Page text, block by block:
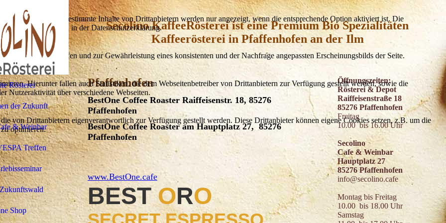
Rösterei
der Zukunft
& Weinbar
Treffen
Shop
Secolino KaffeeRösterei ist eine Premium Bio Spezialitäten
Kaffeerösterei in Pfaffenhofen an der Ilm
Pfaffenhofen
BestOne Coffee Roaster Raiffeisenstr. 18, 85276
Pfaffenhofen
BestOne Coffee Roaster am Hauptplatz 27, 85276
Pfaffenhofen
www.BestOne.cafe
BESTORO
Öffnungszeiten:
Rösterei & Depot
Raiffeisenstraße 18
85276 Pfaffenhofen
Freitag
10.00 bis 16.00 Uhr
Secolino
Cafe & Weinbar
Hauptplatz 27
85276 Pfaffenhofen
info@secolino.cafe
Montag bis Freitag
10.00 bis 18.00 Uhr
Samstag
zu bieten. Bestimmte Inhalte von Drittanbietern werden nur angezeigt, wenn die entsprechende Option aktiviert ist. Die
hierzu in der Datenschutzerklärung.
vor Hackerangriffen und zur Gewährleistung eines konsistenten und der Nachfrage angepassten Erscheinungsbilds der Seite.
Hierunter fallen auch Statistiken, die dem Webseitenbetreiber von Drittanbietern zur Verfügung gestellt werden, sowie die
Nutzeraktivität über verschiedene Webseiten.
von Drittanbietern eigenverantwortlich zur Verfügung gestellt werden. Diese Drittanbieter können eigene Cookies setzen, z.B. um die
optimieren.